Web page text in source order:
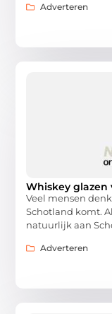
Adverteren
Whiskey glazen
Veel mensen
Schotland komt.
natuurlijk aan
Adverteren